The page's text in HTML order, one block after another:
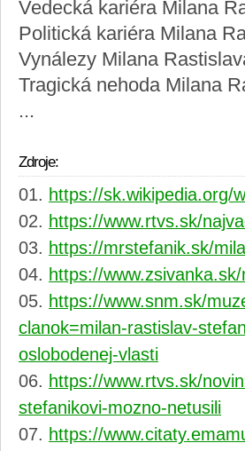
Vedecká kariéra Milana
Politická kariéra Milana
Vynálezy Milana
Tragická nehoda Milana
...
Zdroje:
https://sk.wikipedia.org/
https://www.rtvs.sk/
https://mrstefanik.sk/
https://
https://www.snm.sk/
clanok=milan-rastislav-
oslobodenej-vlasti
https://www.rtvs.sk/
stefanikovi-mozno-netusili
https://